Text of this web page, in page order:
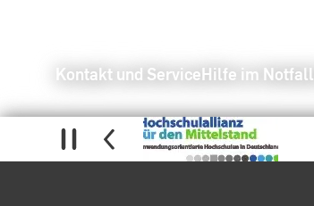
Kontakt und ServiceHilfe im Notfall